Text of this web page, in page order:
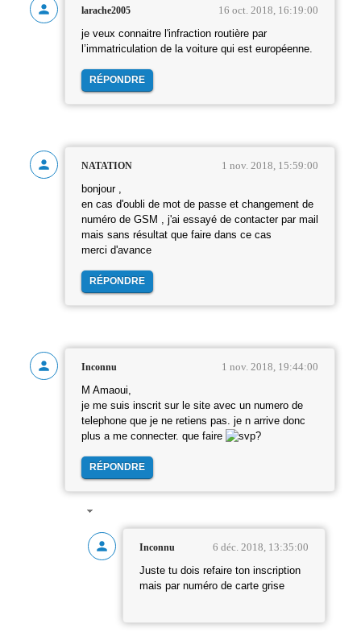
larache2005 16 oct. 2018, 16:19:00
je veux connaitre l'infraction routière par
l’immatriculation de la voiture qui est européenne.
RÉPONDRE
NATATION 1 nov. 2018, 15:59:00
bonjour ,
en cas d'oubli de mot de passe et changement de
numéro de GSM , j'ai essayé de contacter par mail
mais sans résultat que faire dans ce cas
merci d'avance
RÉPONDRE
Inconnu 1 nov. 2018, 19:44:00
M Amaoui,
je me suis inscrit sur le site avec un numero de
telephone que je ne retiens pas. je n arrive donc
plus a me connecter. que faire
?
RÉPONDRE
Inconnu 6 déc. 2018, 13:35:00
Juste tu dois refaire ton inscription
mais par numéro de carte grise